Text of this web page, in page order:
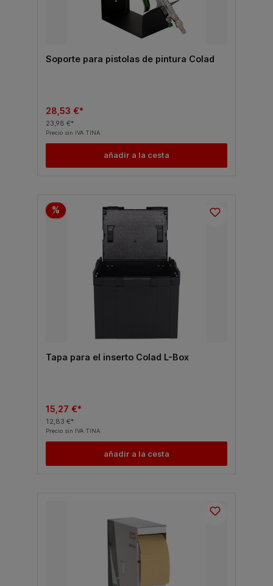
Soporte para pistolas de pintura Colad
28,53 €*
23,98 €*
Precio sin IVA TINA
añadir a la cesta
%
Tapa para el inserto Colad L-Box
15,27 €*
12,83 €*
Precio sin IVA TINA
añadir a la cesta